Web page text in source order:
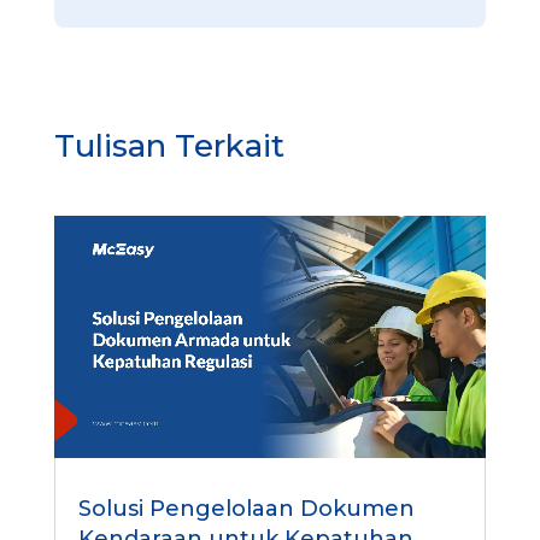
Tulisan Terkait
Solusi Pengelolaan Dokumen